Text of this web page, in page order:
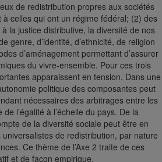
de redistribution propres aux sociétés
celles qui ont un régime fédéral; (2) des
la justice distributive, la diversité de nos
genre, d’identité, d’ethnicité, de religion
d’aménagement permettant d’assurer
du vivre-ensemble. Pour ces trois
apparaissent en tension. Dans une
politique des composantes peut
nécessaires des arbitrages entre les
l’égalité à l’échelle du pays. De la
de la diversité sociale peut être en
de redistribution, par nature
Ce thème de l’Axe 2 traite de ces
et de façon empirique.